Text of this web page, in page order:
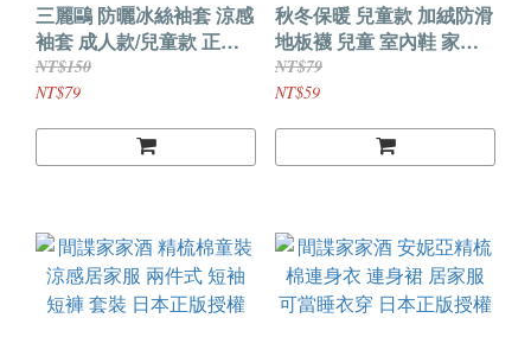
三麗鷗 防曬冰絲袖套 涼感
袖套 成人款/兒童款 正版
授權 美樂蒂 酷洛米 大耳
狗 冰感面料 舒適透氣 抗
NT$150
NT$79
秋冬保暖 兒童款 加絨防滑
地板襪 兒童 室內鞋 家居
鞋
NT$79
NT$59